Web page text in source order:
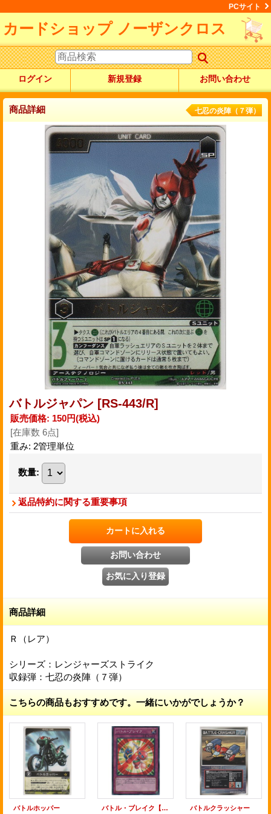
PCサイト
カードショップ ノーザンクロス
ログイン 新規登録 お問い合わせ
商品詳細 七忍の炎陣（７弾）
バトルジャパン [RS-443/R]
販売価格: 150円(税込)
[在庫数 6点]
重み: 2管理単位
数量:
返品特約に関する重要事項
商品詳細
Ｒ（レア）
シリーズ：レンジャーズストライク
収録弾：七忍の炎陣（７弾）
こちらの商品もおすすめです。一緒にいかがでしょうか？
バトルホッパー バトル・ブレイク【ノーマル】 バトルクラッシャー